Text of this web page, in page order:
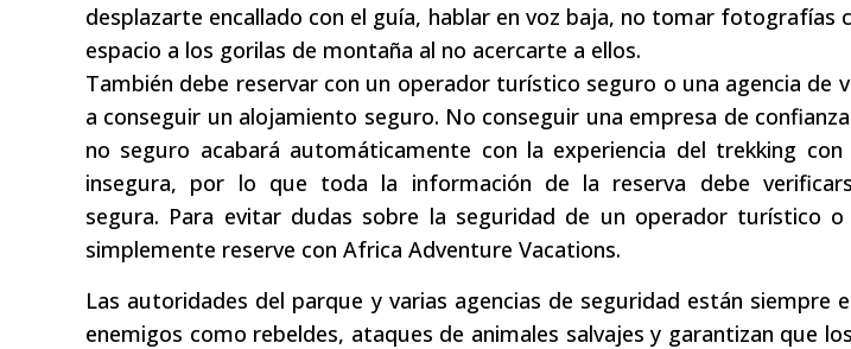
desplazarte encallado con el guía, hablar en voz baja, no tomar fotografías
espacio a los gorilas de montaña al no acercarte a ellos.
También debe reservar con un operador turístico seguro o una agencia de
a conseguir un alojamiento seguro. No conseguir una empresa de
no seguro acabará automáticamente con la experiencia del trekking
insegura, por lo que toda la información de la reserva debe
segura. Para evitar dudas sobre la seguridad de un operador turístico o
simplemente reserve con Africa Adventure Vacations.
Las autoridades del parque y varias agencias de seguridad están siempre
enemigos como rebeldes, ataques de animales salvajes y garantizan que